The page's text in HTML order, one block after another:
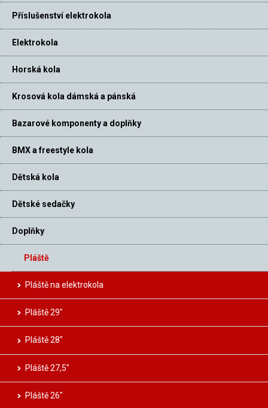
Příslušenství elektrokola
Elektrokola
Horská kola
Krosová kola dámská a pánská
Bazarové komponenty a doplňky
BMX a freestyle kola
Dětská kola
Dětské sedačky
Doplňky
Pláště
Pláště na elektrokola
Pláště 29″
Pláště 28″
Pláště 27,5″
Pláště 26″